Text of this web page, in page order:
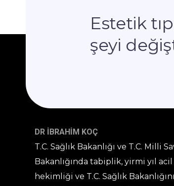
Estetik
şeyi
DR İBRAHİM KOÇ
T.C. Sağlık Bakanlığı ve T.C. Milli
Bakanlığında tabiplik, yirmi yıl acil
hekimliği ve T.C. Sağlık